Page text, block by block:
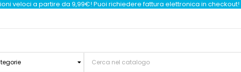
veloci a partire da 9,99€! Puoi richiedere fattura elettronica in checkout!